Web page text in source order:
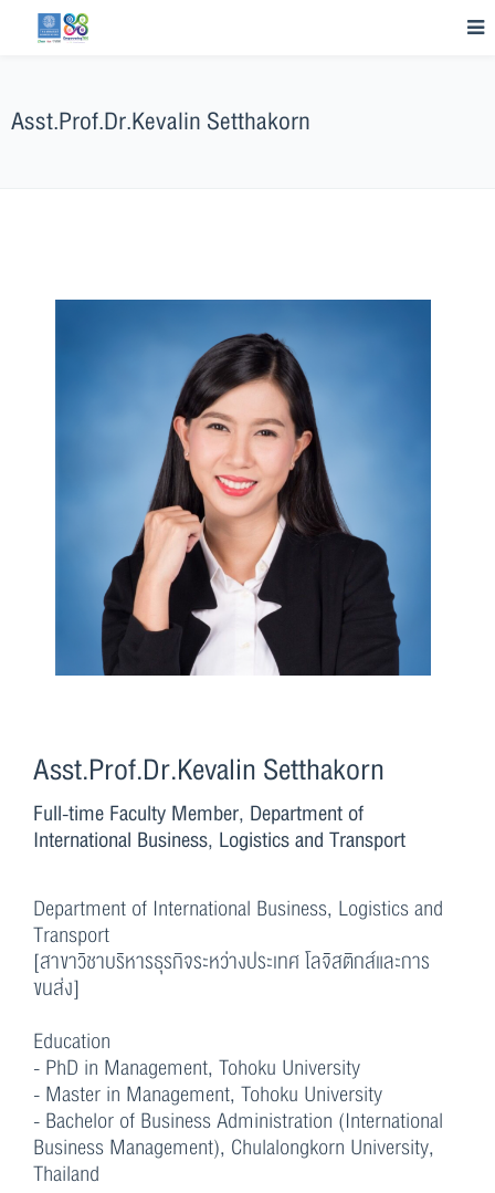
Asst.Prof.Dr.Kevalin Setthakorn
Asst.Prof.Dr.Kevalin Setthakorn
Full-time Faculty Member, Department of
International Business, Logistics and Transport
Department of International Business, Logistics and
Transport
[สาขาวิชาบริหารธุรกิจระหว่างประเทศ โลจิสติกส์และการ
ขนส่ง]
Education
- PhD in Management, Tohoku University
- Master in Management, Tohoku University
- Bachelor of Business Administration (International
Business Management), Chulalongkorn University,
Thailand